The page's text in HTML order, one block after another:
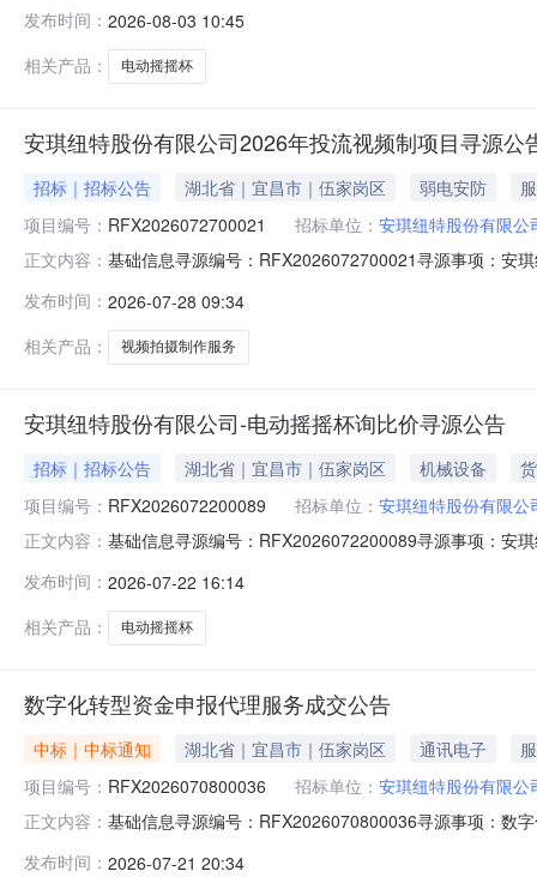
供应商编码供应商名称中标数量中标金额中标比例
发布时间： 2026-08-03 10:45
相关产品：
电动摇摇杯
安琪纽特股份有限公司2026年投流视频制项目寻源公
招标｜招标公告 湖北省｜宜昌市｜伍家岗区 弱电安防
项目编号： RFX2026072700021 招标单位： 安琪纽特股份有限公
正文内容： 基础信息寻源编号：RFX2026072700021寻源事项：安
中标数量中标金额中标比例1SRM-202403110002视频类
发布时间： 2026-07-28 09:34
相关产品：
视频拍摄制作服务
安琪纽特股份有限公司-电动摇摇杯询比价寻源公告
招标｜招标公告 湖北省｜宜昌市｜伍家岗区 机械设备
项目编号： RFX2026072200089 招标单位： 安琪纽特股份有限公
正文内容： 基础信息寻源编号：RFX2026072200089寻源事项：安
中标金额中标比例115003444电动摇摇杯（运动款）200
发布时间： 2026-07-22 16:14
相关产品：
电动摇摇杯
数字化转型资金申报代理服务成交公告
中标｜中标通知 湖北省｜宜昌市｜伍家岗区 通讯电子
项目编号： RFX2026070800036 招标单位： 安琪纽特股份有限公
正文内容： 基础信息寻源编号：RFX2026070800036寻源事项：数
编码供应商名称中标数量中标金额中标比例1数字化转型
发布时间： 2026-07-21 20:34